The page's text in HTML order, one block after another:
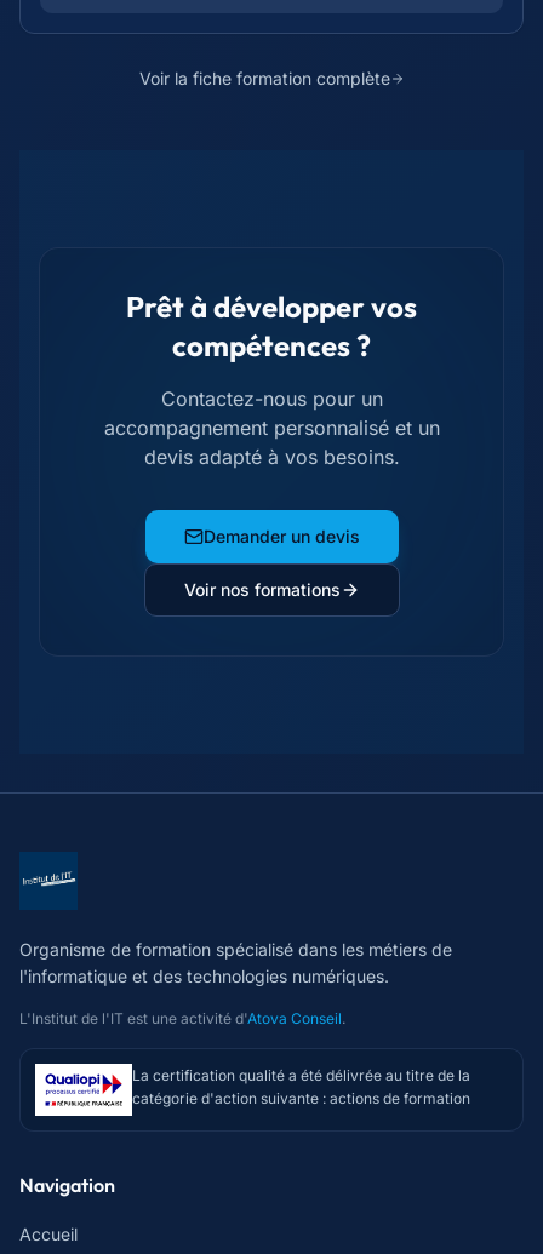
Voir la fiche formation complète
Prêt à développer vos
compétences ?
Contactez-nous pour un
accompagnement personnalisé et un
devis adapté à vos besoins.
Demander un devis
Voir nos formations
Organisme de formation spécialisé dans les métiers de
l'informatique et des technologies numériques.
L'Institut de l'IT est une activité d'Atova Conseil.
La certification qualité a été délivrée au titre de la
catégorie d'action suivante : actions de formation
Navigation
Accueil